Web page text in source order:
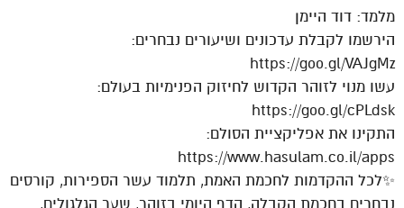
מלמד: דוד היימן
הירשמו לקבלת עדכונים ושיעורים נבחרים:
https://goo.gl/VAJgMz
עשו מנוי לזוהר הקדוש לחיזוק הפנימיות בעולם:
https://goo.gl/cPLdsk
התקינו את אפליקציית הסולם:
https://www.hasulam.co.il/apps
✨לכל ההקדמות לחכמת האמת, תלמוד עשר הספירות, קורסים
נבחרים בחכמת הקבלה, הדף היומי בזוהר, שער הגלגולים,